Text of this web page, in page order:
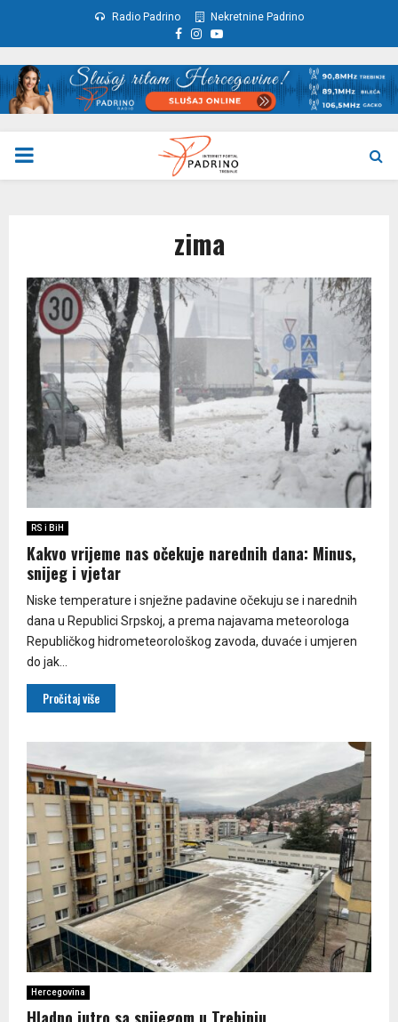
Radio Padrino Nekretnine Padrino
Facebook
Instagram
Youtube
PRIMARY
zima
RS i BiH
Kakvo vrijeme nas očekuje narednih dana: Minus,
snijeg i vjetar
Niske temperature i snježne padavine očekuju se i narednih
dana u Republici Srpskoj, a prema najavama meteorologa
Republičkog hidrometeorološkog zavoda, duvaće i umjeren
do jak...
Pročitaj više
Hercegovina
Hladno jutro sa snijegom u Trebinju